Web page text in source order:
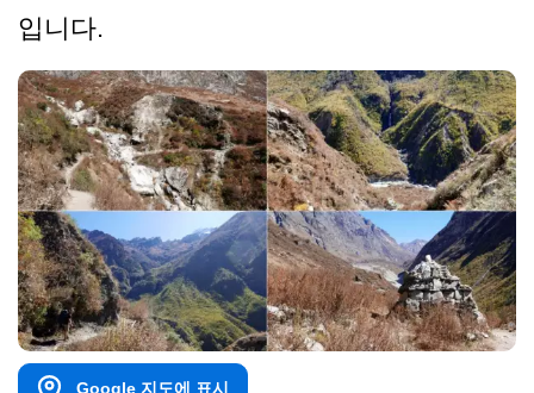
입니다.
Google 지도에 표시